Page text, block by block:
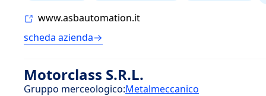
www.asbautomation.it
scheda azienda
Motorclass S.R.L.
Gruppo merceologico:Metalmeccanico